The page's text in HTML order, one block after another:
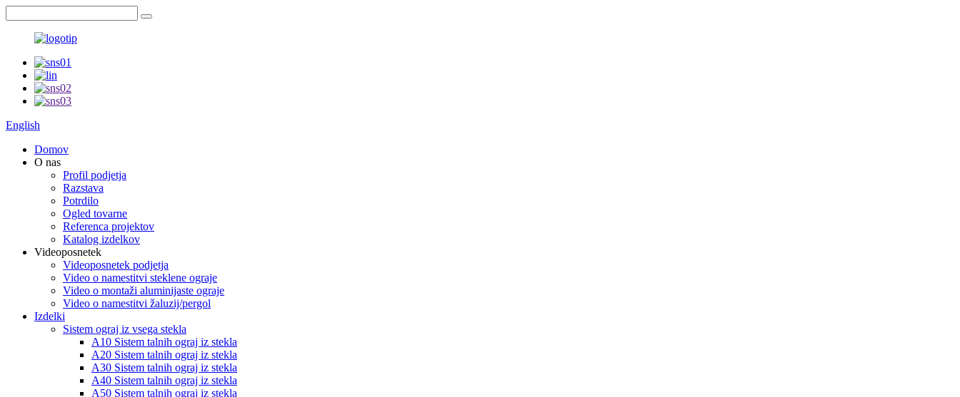
English
Domov
O nas
Profil podjetja
Razstava
Potrdilo
Ogled tovarne
Referenca projektov
Katalog izdelkov
Videoposnetek
Videoposnetek podjetja
Video o namestitvi steklene ograje
Video o montaži aluminijaste ograje
Video o namestitvi žaluzij/pergol
Izdelki
Sistem ograj iz vsega stekla
A10 Sistem talnih ograj iz stekla
A20 Sistem talnih ograj iz stekla
A30 Sistem talnih ograj iz stekla
A40 Sistem talnih ograj iz stekla
A50 Sistem talnih ograj iz stekla